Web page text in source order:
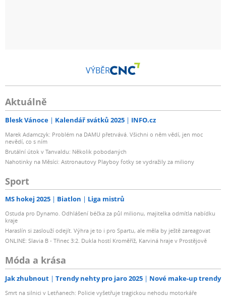
VÝBĚR
Aktuálně
Blesk Vánoce Kalendář svátků 2025 INFO.cz
Marek Adamczyk: Problém na DAMU přetrvává. Všichni o něm vědí, jen moc
nevědí, co s ním
Brutální útok v Tanvaldu: Několik pobodaných
Nahotinky na Měsíci: Astronautovy Playboy fotky se vydražily za miliony
Sport
MS hokej 2025 Biatlon Liga mistrů
Ostuda pro Dynamo. Odhlášení béčka za půl milionu, majitelka odmítla nabídku
kraje
Haraslín si zaslouží odejít. Výhra je to i pro Spartu, ale měla by ještě zareagovat
ONLINE: Slavia B - Třinec 3:2. Dukla hostí Kroměříž, Karviná hraje v Prostějově
Móda a krása
Jak zhubnout Trendy nehty pro jaro 2025 Nové make-up trendy
Smrt na silnici v Letňanech: Policie vyšetřuje tragickou nehodu motorkáře